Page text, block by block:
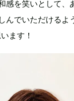
感を笑いとして、
んでいただけるよ
ます！